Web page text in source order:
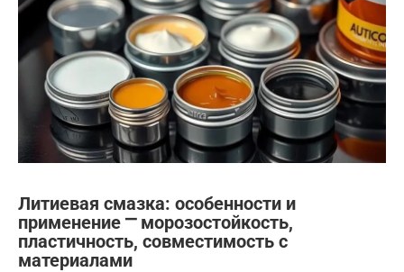
Литиевая смазка: особенности и
применение ⎻ морозостойкость,
пластичность, совместимость с
материалами